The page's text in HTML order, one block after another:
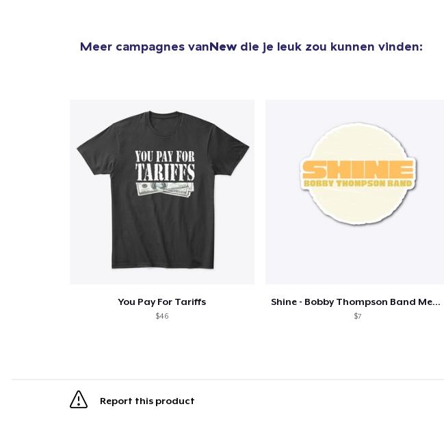
Meer campagnes vanNewdie je leuk zou kunnen vinden:
You Pay For Tariffs
$46
Shine - Bobby Thompson Band Merch
$7
Report this product